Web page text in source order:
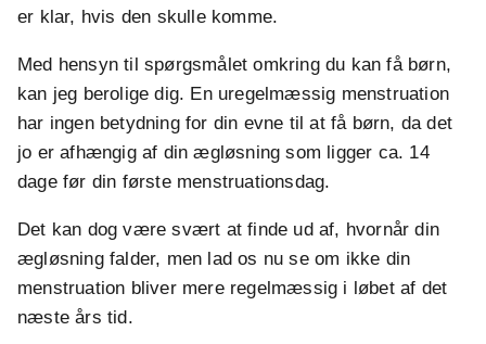
er klar, hvis den skulle komme.
Med hensyn til spørgsmålet omkring du kan få børn,
kan jeg berolige dig. En uregelmæssig menstruation
har ingen betydning for din evne til at få børn, da det
jo er afhængig af din ægløsning som ligger ca. 14
dage før din første menstruationsdag.
Det kan dog være svært at finde ud af, hvornår din
ægløsning falder, men lad os nu se om ikke din
menstruation bliver mere regelmæssig i løbet af det
næste års tid.